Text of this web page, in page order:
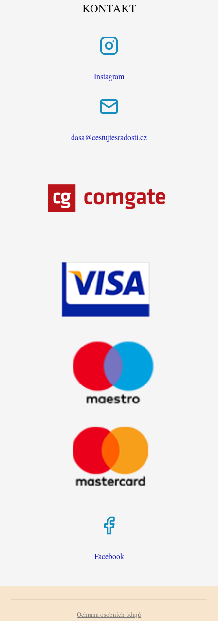
KONTAKT
Instagram
dasa@cestujtesradosti.cz
Facebook
Ochrana osobních údajů